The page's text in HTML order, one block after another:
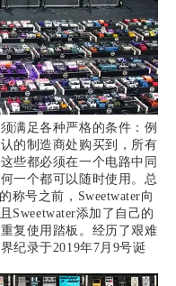
满足各种严格的条件： 例
的制造商处购买到，所有
些都必须在一个电路中同
一个都可以随时使用。 总
称号之前，Sweetwater向
Sweetwater添加了自己的
复使用踏板。 经历了艰难
纪录于2019年7月9号诞